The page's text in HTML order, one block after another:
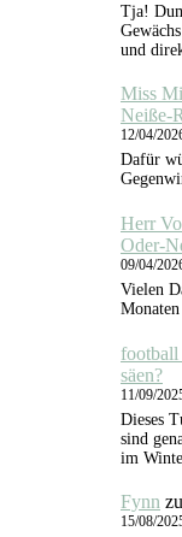
Tja!
und
Miss
Neiße-
12/04/
Dafür
Herr
Oder-
09/04/
Vielen
football
säen?
11/09/
Dieses
sind
im
Fynn zu
15/08/